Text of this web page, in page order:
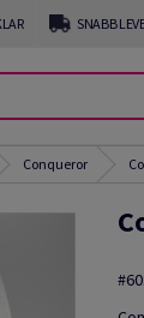
SNABB
Conqueror